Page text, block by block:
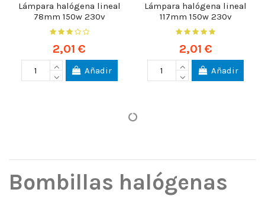
Lámpara halógena lineal
78mm 150w 230v
2,01 €
Añadir
Lámpara halógena lineal
117mm 150w 230v
2,01 €
Añadir
Bombillas halógenas